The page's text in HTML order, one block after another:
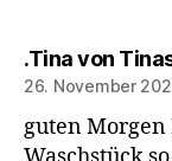
.Tina von
26. November
guten Morgen